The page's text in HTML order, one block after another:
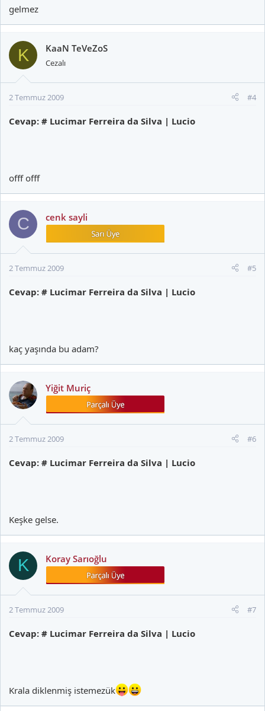
gelmez
K KaaN TeVeZoS
Cezalı
2 Temmuz 2009 #4
Cevap: # Lucimar Ferreira da Silva | Lucio
offf offf
C cenk sayli
2 Temmuz 2009 #5
Cevap: # Lucimar Ferreira da Silva | Lucio
kaç yaşında bu adam?
Yiğit Muriç
2 Temmuz 2009 #6
Cevap: # Lucimar Ferreira da Silva | Lucio
Keşke gelse.
K Koray Sarıoğlu
2 Temmuz 2009 #7
Cevap: # Lucimar Ferreira da Silva | Lucio
Krala diklenmiş istemezük